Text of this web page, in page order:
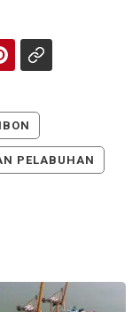
PELABUHAN